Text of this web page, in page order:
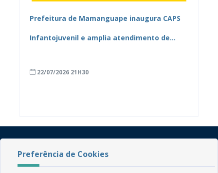
Prefeitura de Mamanguape inaugura CAPS
Infantojuvenil e amplia atendimento de
22/07/2026 21H30
Preferência de Cookies